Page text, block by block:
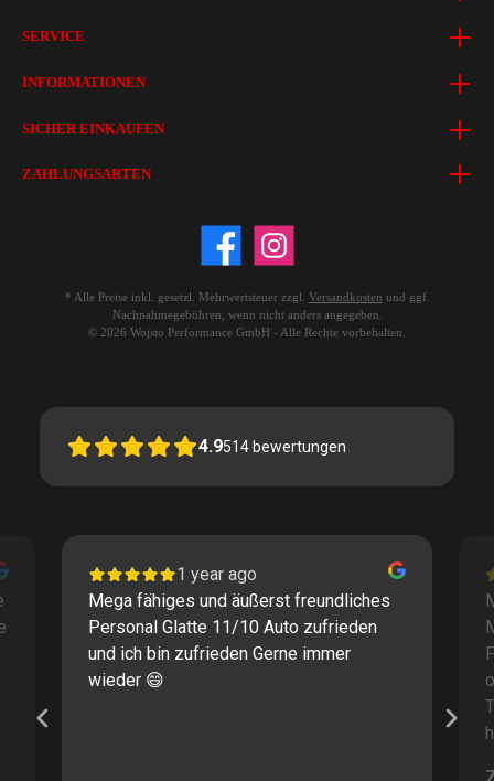
SERVICE
INFORMATIONEN
SICHER EINKAUFEN
ZAHLUNGSARTEN
* Alle Preise inkl. gesetzl. Mehrwertsteuer zzgl. Versandkosten und ggf.
Nachnahmegebühren, wenn nicht anders angegeben.
© 2026 Wojsto Performance GmbH - Alle Rechte vorbehalten.
4.9514 bewertungen
1 year ago
Mega fähiges und äußerst freundliches
Personal Glatte 11/10 Auto zufrieden
und ich bin zufrieden Gerne immer
wieder 😄